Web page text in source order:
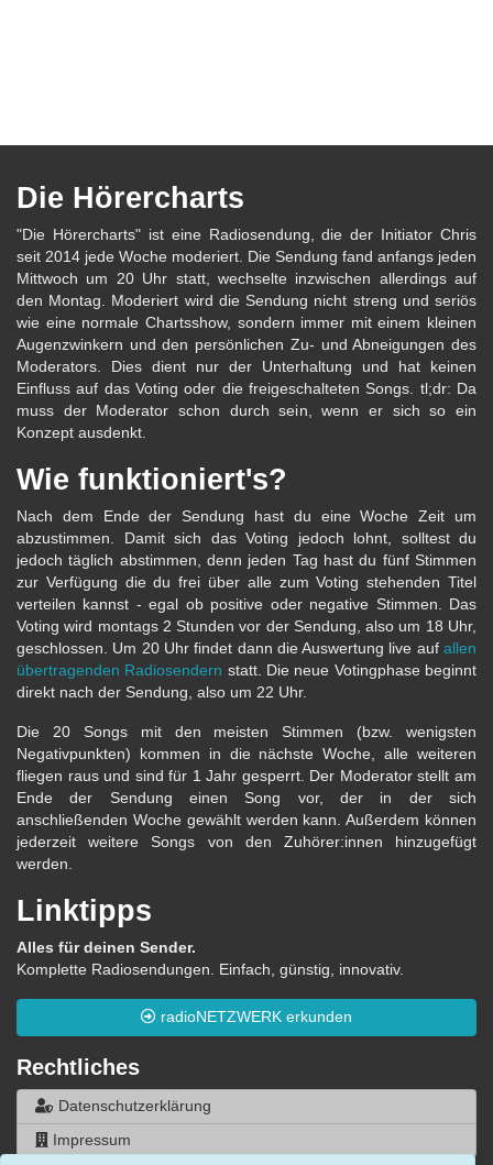
Die Hörercharts
"Die Hörercharts" ist eine Radiosendung, die der Initiator Chris
seit 2014 jede Woche moderiert. Die Sendung fand anfangs jeden
Mittwoch um 20 Uhr statt, wechselte inzwischen allerdings auf
den Montag. Moderiert wird die Sendung nicht streng und seriös
wie eine normale Chartsshow, sondern immer mit einem kleinen
Augenzwinkern und den persönlichen Zu- und Abneigungen des
Moderators. Dies dient nur der Unterhaltung und hat keinen
Einfluss auf das Voting oder die freigeschalteten Songs. tl;dr: Da
muss der Moderator schon durch sein, wenn er sich so ein
Konzept ausdenkt.
Wie funktioniert's?
Nach dem Ende der Sendung hast du eine Woche Zeit um
abzustimmen. Damit sich das Voting jedoch lohnt, solltest du
jedoch täglich abstimmen, denn jeden Tag hast du fünf Stimmen
zur Verfügung die du frei über alle zum Voting stehenden Titel
verteilen kannst - egal ob positive oder negative Stimmen. Das
Voting wird montags 2 Stunden vor der Sendung, also um 18 Uhr,
geschlossen. Um 20 Uhr findet dann die Auswertung live auf allen
übertragenden Radiosendern statt. Die neue Votingphase beginnt
direkt nach der Sendung, also um 22 Uhr.
Die 20 Songs mit den meisten Stimmen (bzw. wenigsten
Negativpunkten) kommen in die nächste Woche, alle weiteren
fliegen raus und sind für 1 Jahr gesperrt. Der Moderator stellt am
Ende der Sendung einen Song vor, der in der sich
anschließenden Woche gewählt werden kann. Außerdem können
jederzeit weitere Songs von den Zuhörer:innen hinzugefügt
werden.
Linktipps
Alles für deinen Sender.
Komplette Radiosendungen. Einfach, günstig, innovativ.
radioNETZWERK erkunden
Rechtliches
Datenschutzerklärung
Impressum